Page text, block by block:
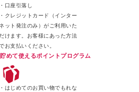
カッター
口座引落し
クレジットカード（インター
ット発注のみ）がご利用いた
けます。お客様にあった方法
お支払いください。
貯めて使えるポイントプログラム
はじめてのお買い物でもれな